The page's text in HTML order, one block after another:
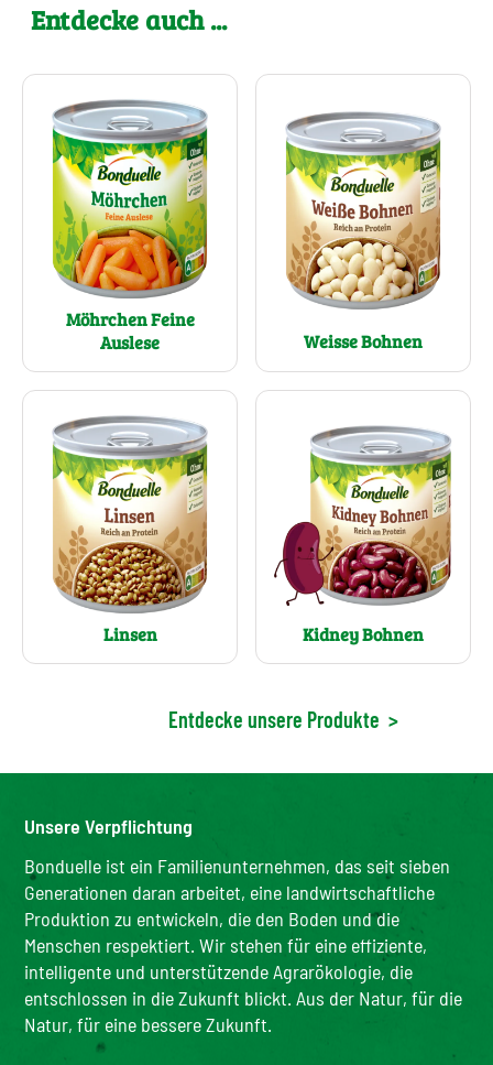
Entdecke auch ...
Möhrchen Feine
Auslese
Weisse Bohnen
Linsen Kidney Bohnen
Entdecke unsere Produkte >
Unsere Verpflichtung
Bonduelle ist ein Familienunternehmen, das seit sieben
Generationen daran arbeitet, eine landwirtschaftliche
Produktion zu entwickeln, die den Boden und die
Menschen respektiert. Wir stehen für eine effiziente,
intelligente und unterstützende Agrarökologie, die
entschlossen in die Zukunft blickt. Aus der Natur, für die
Natur, für eine bessere Zukunft.